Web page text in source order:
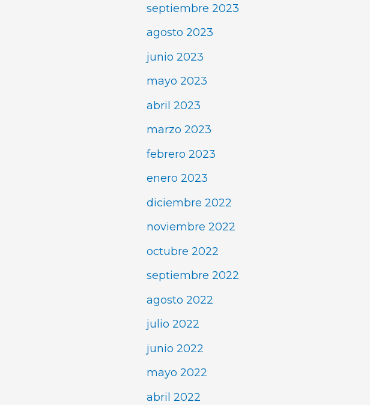
septiembre 2023
agosto 2023
junio 2023
mayo 2023
abril 2023
marzo 2023
febrero 2023
enero 2023
diciembre 2022
noviembre 2022
octubre 2022
septiembre 2022
agosto 2022
julio 2022
junio 2022
mayo 2022
abril 2022